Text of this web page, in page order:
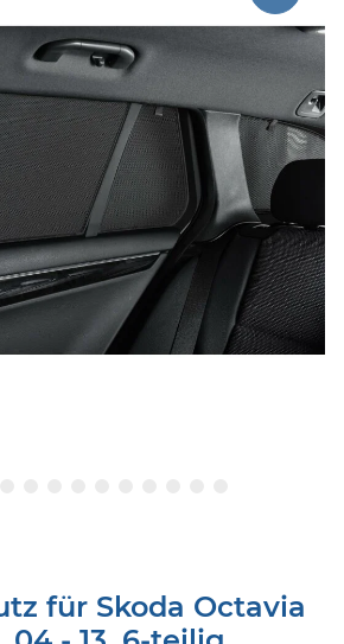
für Skoda Octavia